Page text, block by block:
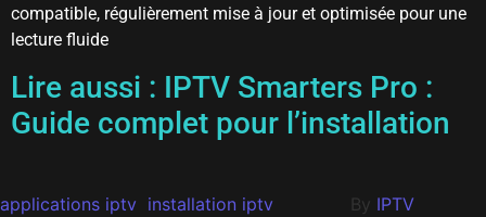
compatible, régulièrement mise à jour et optimisée pour une
lecture fluide
Lire aussi : IPTV Smarters Pro :
Guide complet pour l’installation
applications iptv installation iptv
By IPTV